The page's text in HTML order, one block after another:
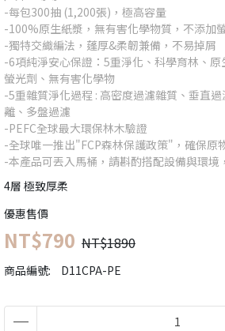
-每包300抽 (1,200張)，極高容量
-100%原生紙漿，無有害化學物質，不添加
-獨特交織編法，蓬厚&柔韌兼備，不易掉屑
-6項純淨安心保證：5重淨化、科學育林、
螢光劑、無有害化學物
-5重雜質淨化過程 : 高密度過濾雜質、垂直
離、多盤過濾
-PEFC全球最大環保林木驗證
-全球唯一推出"FCP森林保護政策"，確保原
-本產品可丟入馬桶，請斟酌搭配設備與環境
4層 極致厚柔
優惠售價
NT$790 NT$1890
商品編號: D11CPA-PE